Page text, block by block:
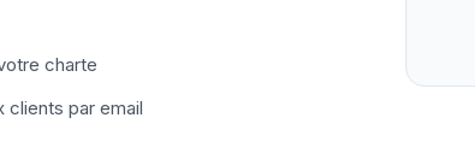
charte
clients par email